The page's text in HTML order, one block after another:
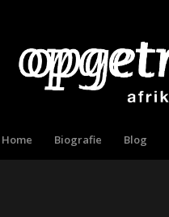
Home Biografie Blog